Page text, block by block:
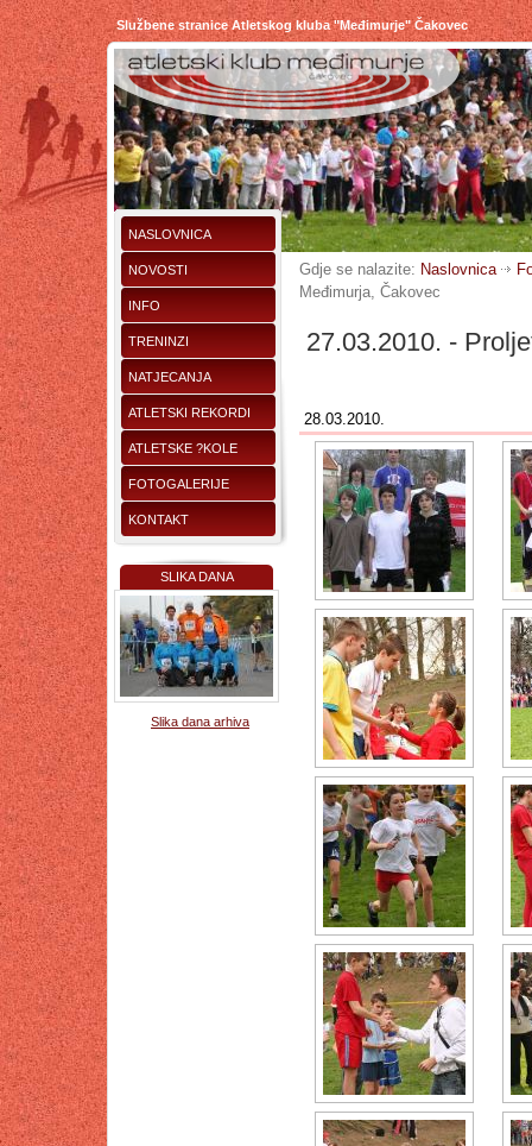
Službene stranice Atletskog kluba "Međimurje" Čakovec
NASLOVNICA
NOVOSTI
INFO
TRENINZI
NATJECANJA
ATLETSKI REKORDI
ATLETSKE ?KOLE
FOTOGALERIJE
KONTAKT
SLIKA DANA
Slika dana arhiva
Gdje se nalazite: Naslovnica
Međimurja, Čakovec
27.03.2010. -
28.03.2010.